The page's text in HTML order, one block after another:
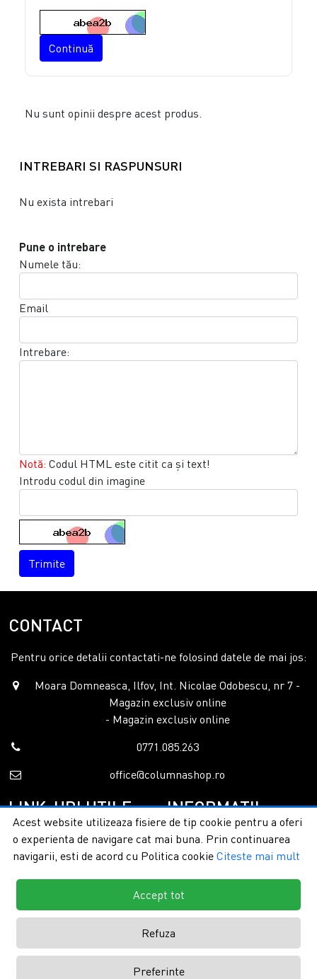
Continuă
Nu sunt opinii despre acest produs.
INTREBARI SI RASPUNSURI
Nu exista intrebari
Pune o intrebare
Numele tău:
Email
Intrebare:
Notă: Codul HTML este citit ca şi text!
Introdu codul din imagine
Trimite
CONTACT
Pentru orice detalii contactati-ne folosind datele de mai jos:
Moara Domneasca, Ilfov, Int. Nicolae Odobescu, nr 7 -
Magazin exclusiv online
- Magazin exclusiv online
0771.085.263
office@columnashop.ro
LINK-URI UTILE
Acasa
Despre noi
Formular retur
INFORMATII
Garantie si service
Detalii livrare
Termeni si conditii
Copyright © 2026 - ColumnaShop |
Acest website utilizeaza fisiere de tip cookie pentru a oferi
o experienta de navigare cat mai buna. Prin continuarea
navigarii, esti de acord cu Politica cookie Citeste mai mult
Accept tot
Refuza
Preferinte